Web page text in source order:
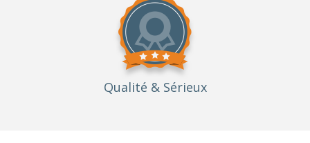
Qualité & Sérieux